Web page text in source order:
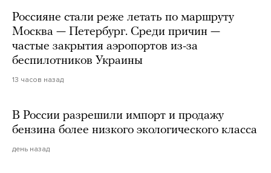
Россияне стали реже летать по маршруту
Москва — Петербург. Среди причин —
частые закрытия аэропортов из-за
беспилотников Украины
13 часов назад
В России разрешили импорт и продажу
бензина более низкого экологического класса
день назад